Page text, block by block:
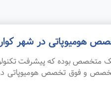
هومیوپاتی در شهر
متخصص بوده که پیشرفت
متخصص و فوق تخصص